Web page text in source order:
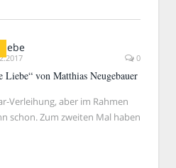
0
Liebe“ von Matthias Neugebauer
Verleihung, aber im Rahmen
schon. Zum zweiten Mal haben